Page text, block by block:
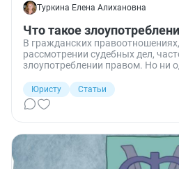
Туркина Елена Алихановна
Что такое
В гражданских
рассмотрении судебных дел,
злоупотреблении правом. Но ни
Попробуем разобраться, что
злоупотреблением и чем это
Юристу
Статьи